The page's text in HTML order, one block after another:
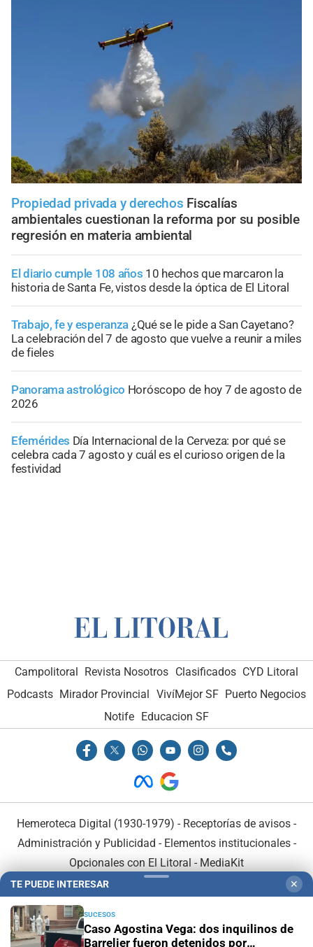
Propiedad privada y derechos Fiscalías
ambientales cuestionan la reforma por su posible
regresión en materia ambiental
El diario cumple 108 años 10 hechos que marcaron la
historia de Santa Fe, vistos desde la óptica de El Litoral
Trabajo, fe y esperanza ¿Qué se le pide a San Cayetano?
La celebración del 7 de agosto que vuelve a reunir a miles
de fieles
Panorama astrológico Horóscopo de hoy 7 de agosto de
2026
Efemérides Día Internacional de la Cerveza: por qué se
celebra cada 7 agosto y cuál es el curioso origen de la
festividad
Campolitoral Revista Nosotros Clasificados CYD Litoral
Podcasts Mirador Provincial VivíMejor SF Puerto Negocios
Notife Educacion SF
Hemeroteca Digital (1930-1979) - Receptorías de avisos -
Administración y Publicidad - Elementos institucionales-
Opcionales con El Litoral - MediaKit
TE PUEDE INTERESAR ✕
SUCESOS
Caso Agostina Vega: dos inquilinos de
Barrelier fueron detenidos por